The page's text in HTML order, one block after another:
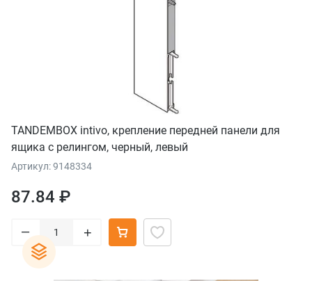
TANDEMBOX intivo, крепление передней панели для
ящика с релингом, черный, левый
Артикул: 9148334
87.84 ₽
– +